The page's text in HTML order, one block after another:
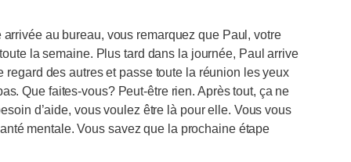
au bureau, vous remarquez que Paul, votre
la semaine. Plus tard dans la journée, Paul arrive
des autres et passe toute la réunion les yeux
Que faites-vous? Peut-être rien. Après tout, ça ne
d’aide, vous voulez être là pour elle. Vous vous
mentale. Vous savez que la prochaine étape